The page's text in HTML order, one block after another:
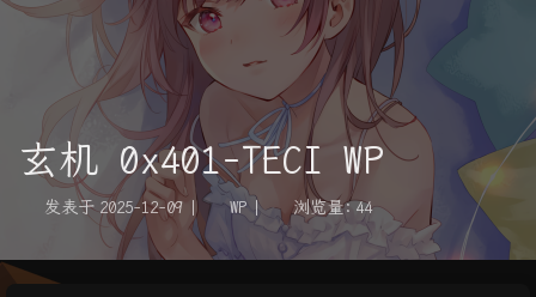
玄机 0x401-TECI WP
发表于 2025-12-09 | WP | 浏览量: 44